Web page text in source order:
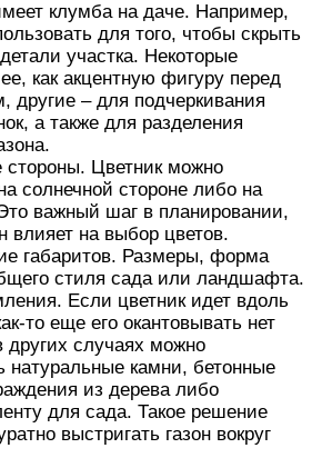
клумба на даче. Например,
для того, чтобы скрыть
участка. Некоторые
как акцентную фигуру перед
другие – для подчеркивания
а также для разделения
стороны. Цветник можно
солнечной стороне либо на
важный шаг в планировании,
влияет на выбор цветов.
габаритов. Размеры, форма
стиля сада или ландшафта.
Если цветник идет вдоль
то еще его окантовывать нет
случаях можно
натуральные камни, бетонные
из дерева либо
для сада. Такое решение
выстригать газон вокруг